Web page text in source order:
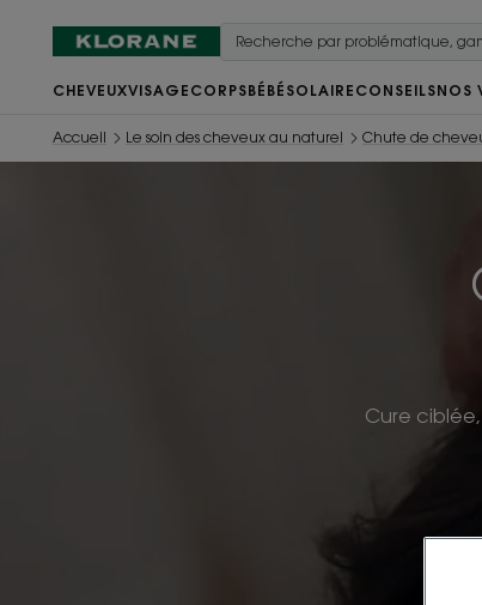
CHEVEUXVISAGE CORPSBÉBÉ SOLAIRE CONSEILSNOS
Accueil Le soin des cheveux au naturel Chute de
Cure